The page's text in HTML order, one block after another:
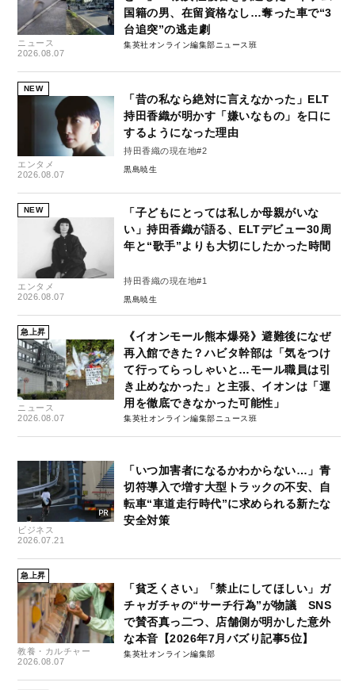
ニュース
2026.08.07
国籍の男、在留資格なし…奪った車で“3
台追突”の逃走劇
集英社オンライン編集部ニュース班
NEW
エンタメ
2026.08.07
「昔の私なら絶対に言えなかった」ELT
持田香織が明かす「嫌いなもの」を口に
するようになった理由
持田香織の現在地#2
黒島暁生
NEW
エンタメ
2026.08.07
「子どもにとっては私しか母親がいな
い」持田香織が語る、ELTデビュー30周
年と“歌手”よりも大切にしたかった時間
持田香織の現在地#1
黒島暁生
急上昇
ニュース
2026.08.07
《イオンモール熊本爆発》避難後になぜ
再入館できた？ハビタ幹部は「気をつけ
て行ってらっしゃいと…モール職員は引
き止めなかった」と主張、イオンは「運
用を徹底できなかった可能性」
集英社オンライン編集部ニュース班
ビジネス
2026.07.21
「いつ加害者になるかわからない…」青
切符導入で増す大型トラックの不安、自
転車“車道走行時代”に求められる新たな
安全対策
急上昇
教養・カルチャー
2026.08.07
「貧乏くさい」「禁止にしてほしい」ガ
チャガチャの“サーチ行為”が物議 SNS
で賛否真っ二つ、店舗側が明かした意外
な本音【2026年7月バズり記事5位】
集英社オンライン編集部